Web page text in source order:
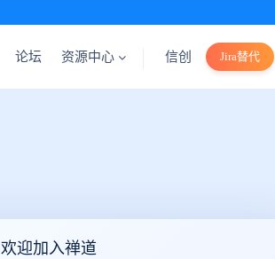
论坛 资源中心 信创 Jira替代
欢迎加入禅道